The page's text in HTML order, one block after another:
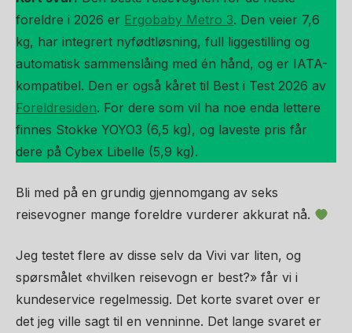
foreldre i 2026 er Ergobaby Metro 3. Den veier 7,6
kg, har integrert nyfødtløsning, full liggestilling og
automatisk sammenslåing med én hånd, og er IATA-
kompatibel. Den er også kåret til Best i Test 2026 av
Foreldresiden. For dere som vil ha noe enda lettere
finnes Stokke YOYO3 (6,5 kg), og laveste pris får
dere på Cybex Libelle (5,9 kg).
Bli med på en grundig gjennomgang av seks
reisevogner mange foreldre vurderer akkurat nå.
Jeg testet flere av disse selv da Vivi var liten, og
spørsmålet «hvilken reisevogn er best?» får vi i
kundeservice regelmessig. Det korte svaret over er
det jeg ville sagt til en venninne. Det lange svaret er